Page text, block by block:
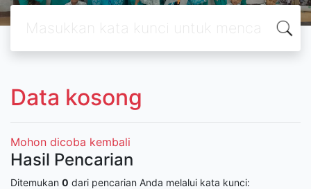
Data kosong
Mohon dicoba kembali
Hasil Pencarian
Ditemukan 0 dari pencarian Anda melalui kata kunci: